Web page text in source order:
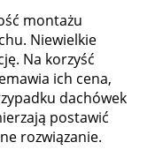
montażu
Niewielkie
Na korzyść
ich cena,
dachówek
postawić
rozwiązanie.